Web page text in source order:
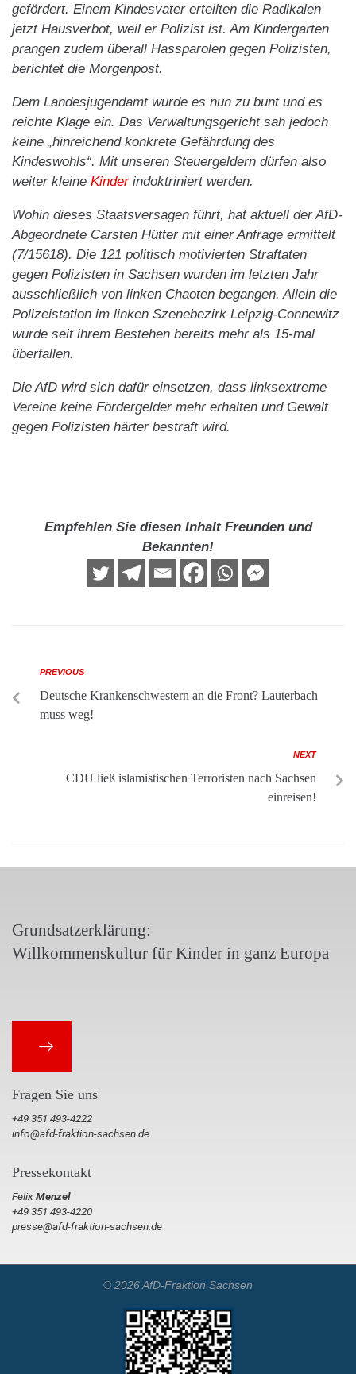
gefördert. Einem Kindesvater erteilten die Radikalen
jetzt Hausverbot, weil er Polizist ist. Am Kindergarten
prangen zudem überall Hassparolen gegen Polizisten,
berichtet die Morgenpost.
Dem Landesjugendamt wurde es nun zu bunt und es
reichte Klage ein. Das Verwaltungsgericht sah jedoch
keine „hinreichend konkrete Gefährdung des
Kindeswohls“. Mit unseren Steuergeldern dürfen also
weiter kleine Kinderindoktriniert werden.
Wohin dieses Staatsversagen führt, hat aktuell der AfD-
Abgeordnete Carsten Hütter mit einer Anfrage ermittelt
(7/15618). Die 121 politisch motivierten Straftaten
gegen Polizisten in Sachsen wurden im letzten Jahr
ausschließlich von linken Chaoten begangen. Allein die
Polizeistation im linken Szenebezirk Leipzig-Connewitz
wurde seit ihrem Bestehen bereits mehr als 15-mal
überfallen.
Die AfD wird sich dafür einsetzen, dass linksextreme
Vereine keine Fördergelder mehr erhalten und Gewalt
gegen Polizisten härter bestraft wird.
Empfehlen Sie diesen Inhalt Freunden und
Bekannten!
PREVIOUS
Deutsche Krankenschwestern an die Front? Lauterbach
muss weg!
NEXT
CDU ließ islamistischen Terroristen nach Sachsen
einreisen!
Grundsatzerklärung:
Willkommenskultur für Kinder in ganz Europa
Fragen Sie uns
+49 351 493-4222
info@afd-fraktion-sachsen.de
Pressekontakt
FelixMenzel
+49 351 493-4220
presse@afd-fraktion-sachsen.de
© 2026 AfD-Fraktion Sachsen